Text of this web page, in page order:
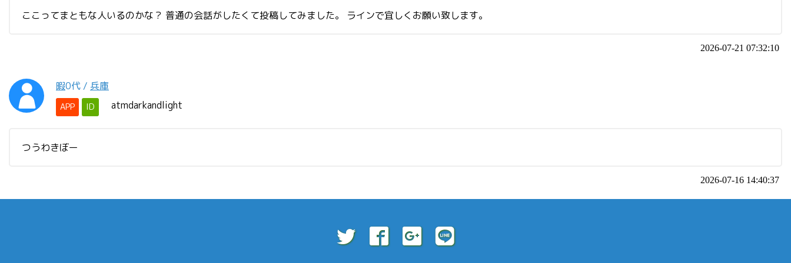
ここってまともな人いるのかな？ 普通の会話がしたくて投稿してみました。 ラインで宜しくお願い致します。
2026-07-21 07:32:10
暇0代 / 兵庫
APP ID atmdarkandlight
つうわきぼー
2026-07-16 14:40:37